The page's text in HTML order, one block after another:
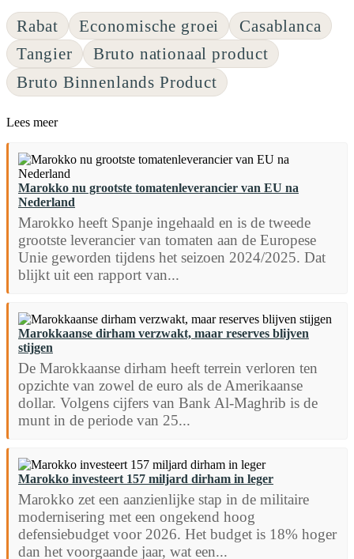
Rabat Economische groei
Casablanca
Tangier
Bruto nationaal product
Bruto Binnenlands Product
Lees meer
Marokko nu grootste tomatenleverancier van EU na
Nederland
Marokko heeft Spanje ingehaald en is de tweede
grootste leverancier van tomaten aan de Europese
Unie geworden tijdens het seizoen 2024/2025. Dat
blijkt uit een rapport van...
Marokkaanse dirham verzwakt, maar reserves blijven
stijgen
De Marokkaanse dirham heeft terrein verloren ten
opzichte van zowel de euro als de Amerikaanse
dollar. Volgens cijfers van Bank Al-Maghrib is de
munt in de periode van 25...
Marokko investeert 157 miljard dirham in leger
Marokko zet een aanzienlijke stap in de militaire
modernisering met een ongekend hoog
defensiebudget voor 2026. Het budget is 18% hoger
dan het voorgaande jaar, wat een...